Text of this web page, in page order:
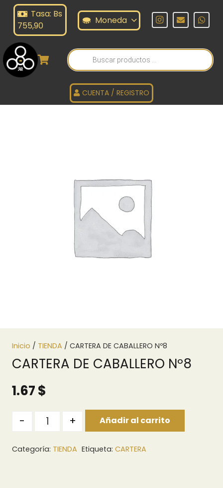
Tasa: Bs
755,90
Moneda
Búsqueda
de
productos
CUENTA / REGISTRO
Inicio / TIENDA / CARTERA DE CABALLERO Nº8
CARTERA DE CABALLERO Nº8
1.67$
- + Añadir al carrito
Categoría: TIENDA Etiqueta: CARTERA